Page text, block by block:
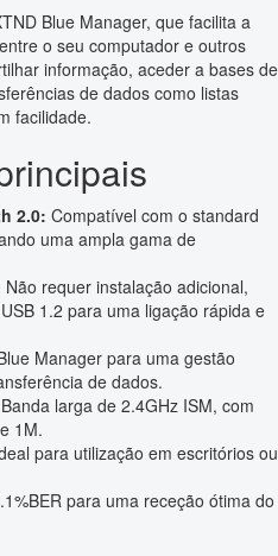
Blue Manager, que facilita a
o seu computador e outros
informação, aceder a bases de
de dados como listas
facilidade.
2.0: Compatível com o standard
uma ampla gama de
Não requer instalação adicional,
1.2 para uma ligação rápida e
Manager para uma gestão
de dados.
Banda larga de 2.4GHz ISM, com
1M.
para utilização em escritórios ou
para uma receção ótima do